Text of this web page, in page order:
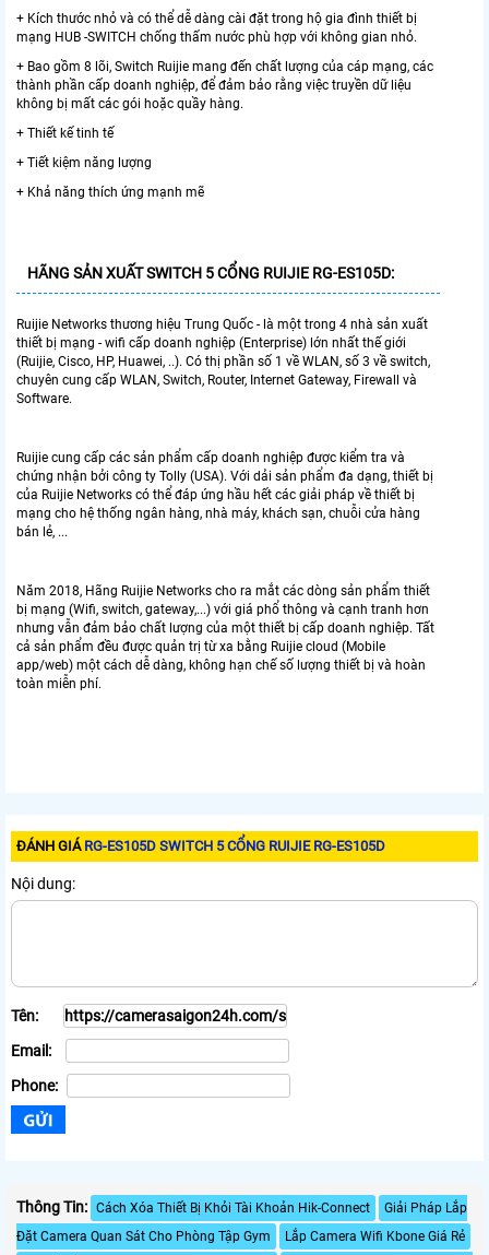
+ Kích thước nhỏ và có thể dễ dàng cài đặt trong hộ gia đình thiết bị
mạng HUB -SWITCH chống thấm nước phù hợp với không gian nhỏ.
+ Bao gồm 8 lõi, Switch Ruijie mang đến chất lượng của cáp mạng, các
thành phần cấp doanh nghiệp, để đảm bảo rằng việc truyền dữ liệu
không bị mất các gói hoặc quầy hàng.
+ Thiết kế tinh tế
+ Tiết kiệm năng lượng
+ Khả năng thích ứng mạnh mẽ
HÃNG SẢN XUẤT SWITCH 5 CỔNG RUIJIE RG-ES105D:
Ruijie Networks thương hiệu Trung Quốc - là một trong 4 nhà sản xuất
thiết bị mạng - wifi cấp doanh nghiệp (Enterprise) lớn nhất thế giới
(Ruijie, Cisco, HP, Huawei, ..). Có thị phần số 1 về WLAN, số 3 về switch,
chuyên cung cấp WLAN, Switch, Router, Internet Gateway, Firewall và
Software.
Ruijie cung cấp các sản phẩm cấp doanh nghiệp được kiểm tra và
chứng nhận bởi công ty Tolly (USA). Với dải sản phẩm đa dạng, thiết bị
của Ruijie Networks có thể đáp ứng hầu hết các giải pháp về thiết bị
mạng cho hệ thống ngân hàng, nhà máy, khách sạn, chuỗi cửa hàng
bán lẻ, ...
Năm 2018, Hãng Ruijie Networks cho ra mắt các dòng sản phẩm thiết
bị mạng (Wifi, switch, gateway,...) với giá phổ thông và cạnh tranh hơn
nhưng vẫn đảm bảo chất lượng của một thiết bị cấp doanh nghiệp. Tất
cả sản phẩm đều được quản trị từ xa bằng Ruijie cloud (Mobile
app/web) một cách dễ dàng, không hạn chế số lượng thiết bị và hoàn
toàn miễn phí.
ĐÁNH GIÁ RG-ES105D SWITCH 5 CỔNG RUIJIE RG-ES105D
Nội dung:
Tên:
Email:
Phone:
Thông Tin: Cách Xóa Thiết Bị Khỏi Tài Khoản Hik-Connect
Giải Pháp Lắp
Đặt Camera Quan Sát Cho Phòng Tập Gym
Lắp Camera Wifi Kbone Giá Rẻ